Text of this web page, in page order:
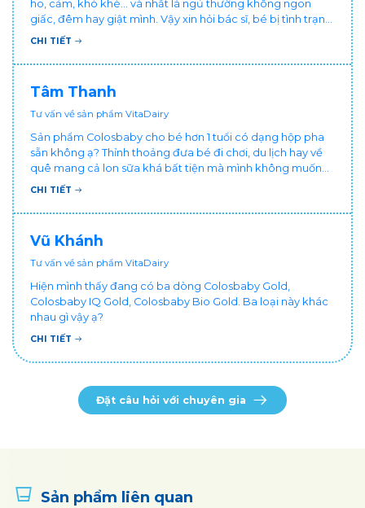
ho, cảm, khò khè... và nhất là ngủ thường không ngon
giấc, đêm hay giật mình. Vậy xin hỏi bác sĩ, bé bị tình trạng
vậy nên làm sao để con khỏe mạnh và ngủ ngon giấc hơn
chăm cháu hay ốm ạ?. Cảm ơn bác sĩ.
CHI TIẾT
Tâm Thanh
Tư vấn về sản phẩm VitaDairy
Sản phẩm Colosbaby cho bé hơn 1 tuổi có dạng hộp pha
sẵn không ạ? Thỉnh thoảng đưa bé đi chơi, du lịch hay về
quê mang cả lon sữa khá bất tiện mà mình không muốn
đổi cho bé dùng sữa tươi hộp khác sợ bé nạ sữa ảnh
CHI TIẾT
Vũ Khánh
Tư vấn về sản phẩm VitaDairy
Hiện mình thấy đang có ba dòng Colosbaby Gold,
Colosbaby IQ Gold, Colosbaby Bio Gold. Ba loại này khác
nhau gì vậy ạ?
CHI TIẾT
Đặt câu hỏi với chuyên gia
Sản phẩm liên quan